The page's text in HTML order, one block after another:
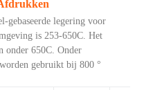
gebaseerde legering voor
is 253-650C. Het
onder 650C. Onder
gebruikt bij 800 °